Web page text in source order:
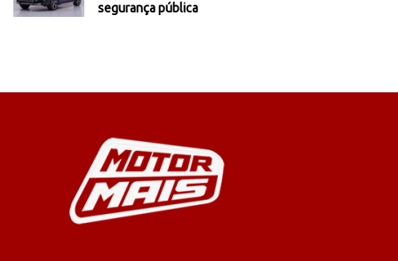
segurança pública